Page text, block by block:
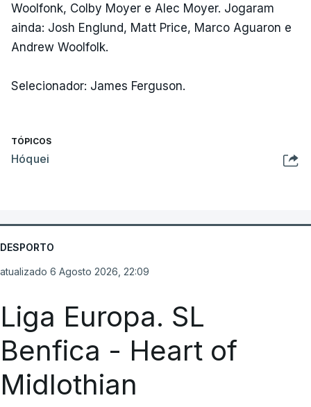
Woolfonk, Colby Moyer e Alec Moyer. Jogaram
ainda: Josh Englund, Matt Price, Marco Aguaron e
Andrew Woolfolk.
Selecionador: James Ferguson.
TÓPICOS
Hóquei
DESPORTO
atualizado 6 Agosto 2026, 22:09
Liga Europa. SL
Benfica - Heart of
Midlothian